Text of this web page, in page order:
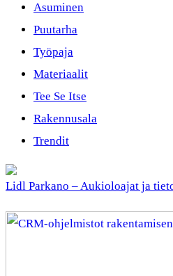
Asuminen
Puutarha
Työpaja
Materiaalit
Tee Se Itse
Rakennusala
Trendit
Lidl Parkano – Aukioloajat ja